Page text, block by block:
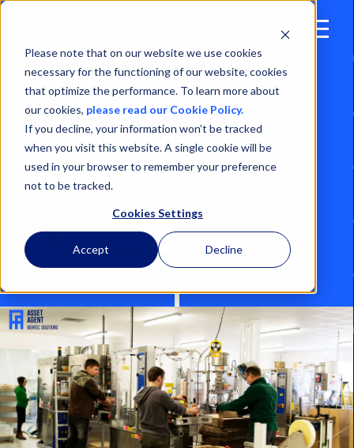
Please note that on our website we use cookies
necessary for the functioning of our website, cookies
that optimize the performance. To learn more about
our cookies, please read our Cookie Policy.
If you decline, your information won’t be tracked
when you visit this website. A single cookie will be
used in your browser to remember your preference
not to be tracked.
Cookies Settings
Accept Decline
Open
RTLS SYSTEM
INDUSTRIE 4.0